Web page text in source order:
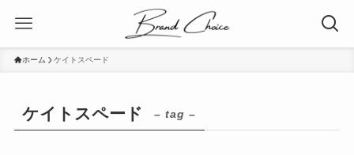
ホーム ケイトスペード
ケイトスペード – tag –